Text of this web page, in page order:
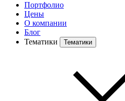
Портфолио
Цены
О компании
Блог
Тематики
Тематики